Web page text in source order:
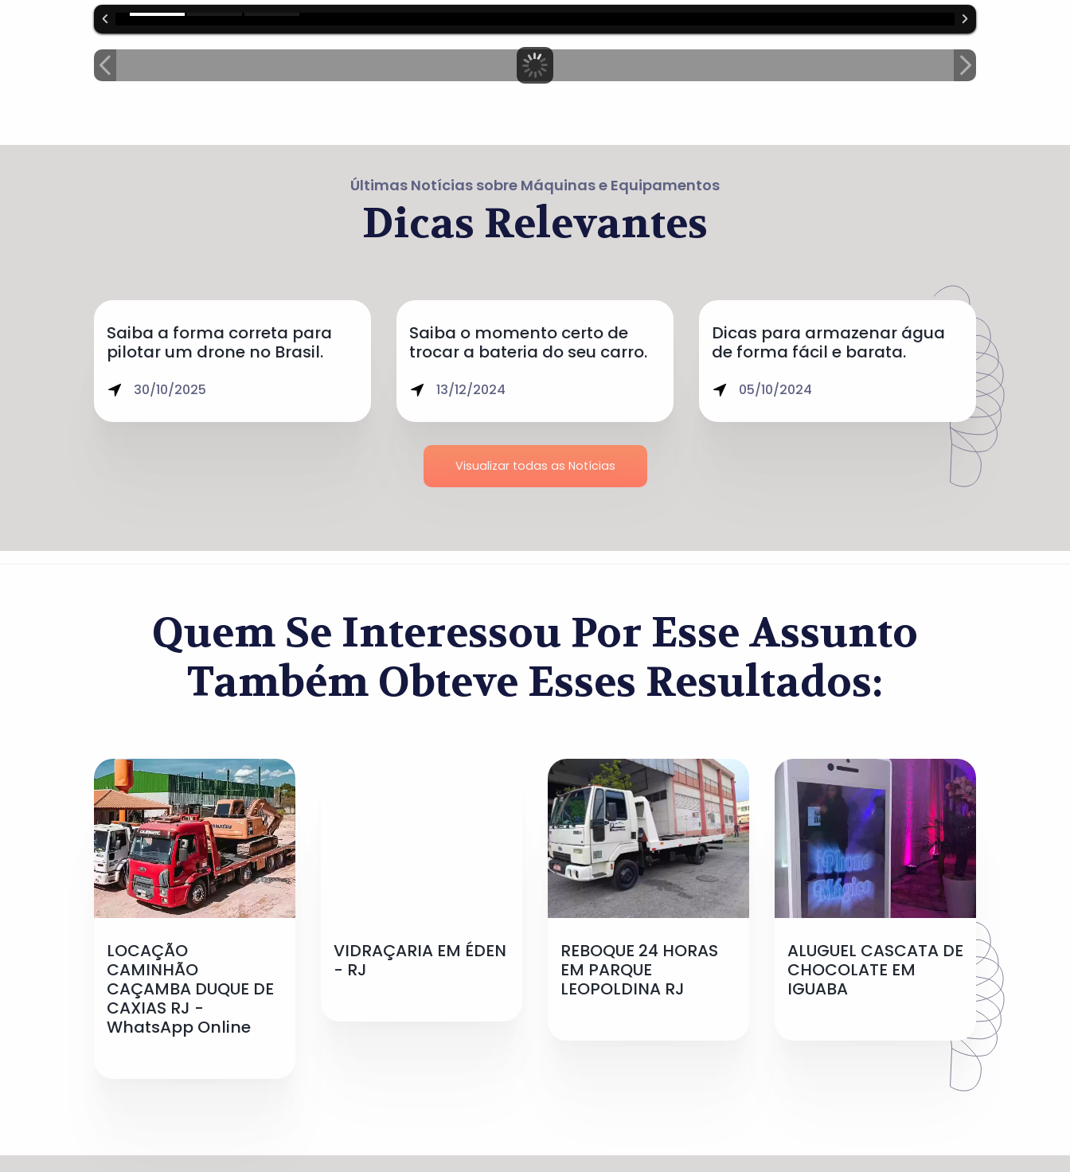
Últimas Notícias sobre Máquinas e Equipamentos
Dicas Relevantes
Saiba a forma correta para
pilotar um drone no Brasil.
30/10/2025
Saiba o momento certo de
trocar a bateria do seu carro.
13/12/2024
Dicas para armazenar água
de forma fácil e barata.
05/10/2024
Visualizar todas as Notícias
Quem Se Interessou Por Esse Assunto
Também Obteve Esses Resultados:
LOCAÇÃO
CAMINHÃO
CAÇAMBA DUQUE DE
CAXIAS RJ -
WhatsApp Online
VIDRAÇARIA EM ÉDEN
- RJ
REBOQUE 24 HORAS
EM PARQUE
LEOPOLDINA RJ
ALUGUEL CASCATA DE
CHOCOLATE EM
IGUABA